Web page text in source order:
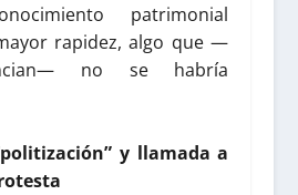
patrimonial
rapidez, algo que —
no se habría
y llamada a